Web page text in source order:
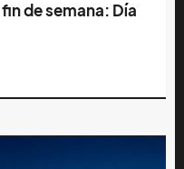
de semana: Día